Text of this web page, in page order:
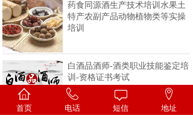
药食同源酒生产技术培训水果土
特产农副产品动物植物类等实操
培训
白酒品酒师-酒类职业技能鉴定培
训-资格证书考试
首页 电话 短信 地址